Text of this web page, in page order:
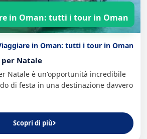
in Oman: tutti i tour in Oman
in Oman: tutti i tour in Oman
Natale
Natale è un'opportunità incredibile
di festa in una destinazione davvero
Scopri di più